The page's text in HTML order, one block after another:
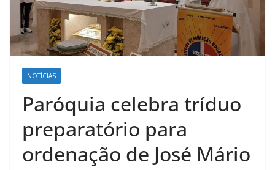
NOTÍCIAS
Paróquia celebra tríduo
preparatório para
ordenação de José Mário